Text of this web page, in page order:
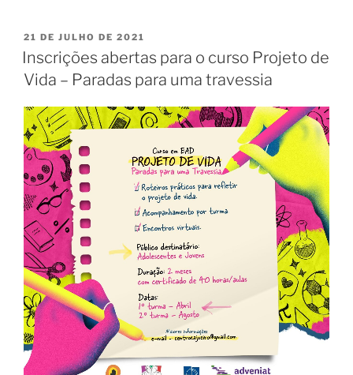
21 DE JULHO DE 2021
Inscrições abertas para o curso Projeto de
Vida – Paradas para uma travessia